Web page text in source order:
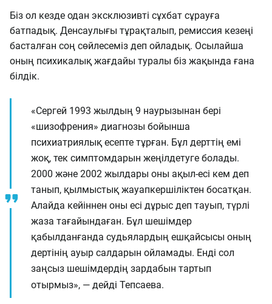
Біз ол кезде одан эксклюзивті сұхбат сұрауға
батпадық. Денсаулығы тұрақталып, ремиссия кезеңі
басталған соң сөйлесеміз деп ойладық. Осылайша
оның психикалық жағдайы туралы біз жақында ғана
білдік.
«Сергей 1993 жылдың 9 наурызынан бері
«шизофрения» диагнозы бойынша
психиатриялық есепте тұрған. Бұл дерттің емі
жоқ, тек симптомдарын жеңілдетуге болады.
2000 және 2002 жылдары оны ақыл-есі кем деп
танып, қылмыстық жауапкершіліктен босатқан.
Алайда кейіннен оны есі дұрыс деп тауып, түрлі
жаза тағайындаған. Бұл шешімдер
қабылданғанда судьялардың ешқайсысы оның
дертінің ауыр салдарын ойламады. Енді сол
заңсыз шешімдердің зардабын тартып
отырмыз», — дейді Тепсаева.